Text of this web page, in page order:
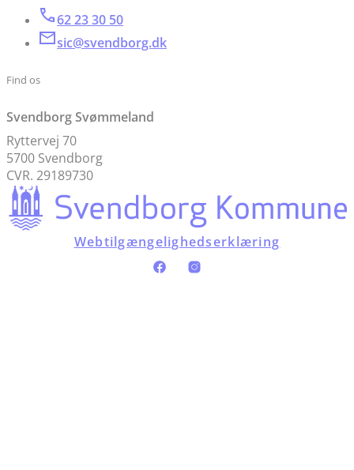
62 23 30 50
sic@svendborg.dk
Find os
Svendborg Svømmeland
Ryttervej 70
5700 Svendborg
CVR. 29189730
Webtilgængelighedserklæring